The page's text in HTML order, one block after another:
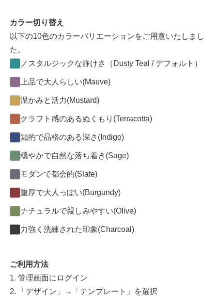
カラー切り替え
以下の10色のカラーバリエーションをご用意いたしまし
た。
ノスタルジックな静けさ（Dusty Teal / デフォルト）
上品で大人らしい(Mauve)
温かみと活力(Mustard)
クラフト感のあるぬくもり(Terracotta)
知的で品格のある深さ(Indigo)
穏やかで自然な落ち着き(Sage)
モダンで都会的(Slate)
重厚で大人っぽい(Burgundy)
ナチュラルで親しみやすい(Olive)
力強く洗練された印象(Charcoal)
ご利用方法
1. 管理画面にログイン
2. 「デザイン」→「テンプレート」を選択